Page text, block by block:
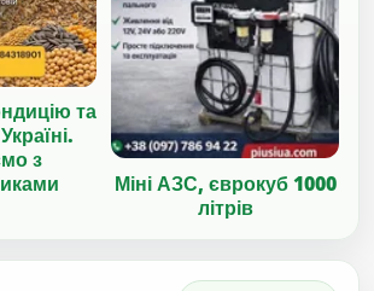
та
з
Міні АЗС, єврокуб 1000
літрів